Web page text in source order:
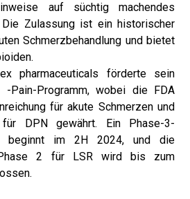
auf süchtig machendes
Zulassung ist ein historischer
Schmerzbehandlung und bietet
pharmaceuticals förderte sein
-Pain-Programm, wobei die FDA
für akute Schmerzen und
für DPN gewährt. Ein Phase-3-
beginnt im 2H 2024, und die
Phase 2 für LSR wird bis zum